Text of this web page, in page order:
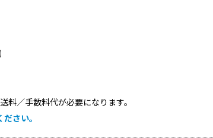
料／手数料代が必要になります。
さい。